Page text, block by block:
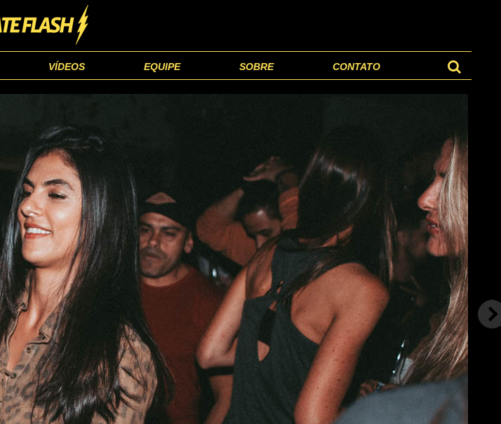
VÍDEOS EQUIPE SOBRE CONTATO